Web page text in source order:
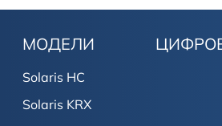
МОДЕЛИ
Solaris HC
Solaris KRX